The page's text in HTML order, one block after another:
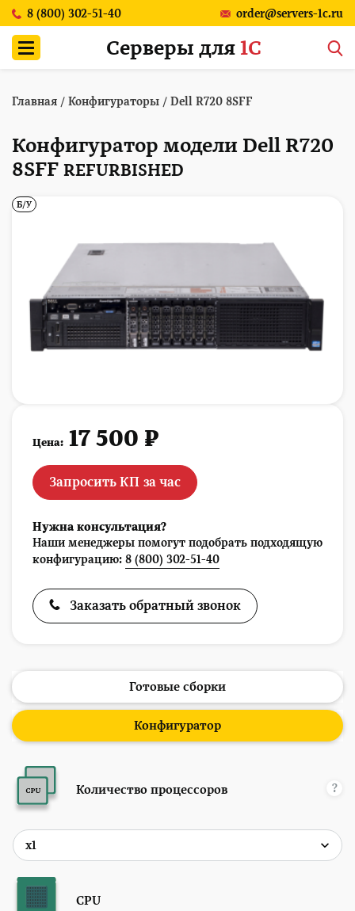
8 (800) 302-51-40 order@servers-1c.ru
Серверы для 1С
Главная / Конфигураторы / Dell R720 8SFF
Конфигуратор модели Dell R720
8SFF REFURBISHED
Б/У
Цена: 17 500 ₽
Запросить КП за час
Нужна консультация?
Наши менеджеры помогут подобрать подходящую
конфигурацию: 8 (800) 302-51-40
Заказать обратный звонок
Готовые сборки
Конфигуратор
Количество процессоров ?
CPU